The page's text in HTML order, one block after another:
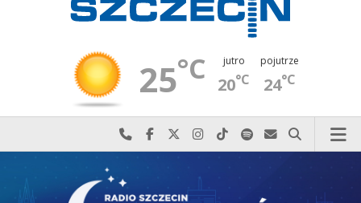
25°C jutro
20°C
pojutrze
24°C
Najlepiej po prostu do nas zadzwoń
Odwiedź nas na Facebook-u
Odwiedź nas na X
Odwiedź nas na Instagram-ie
Odwiedź nas na TikTok-u
Szukaj nas na Spotify
Wyślij do nas
Szukaj